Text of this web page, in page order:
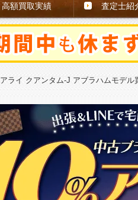
高額買取実績 査定士紹
アライ クアンタム-J アブラハムモデル